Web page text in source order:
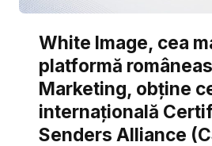
White Image, cea
platformă
Marketing, obține
internațională
Senders Alliance